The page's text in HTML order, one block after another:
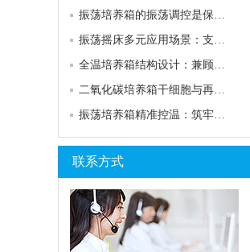
振荡培养箱的振荡调控是保障样本均匀生长的关键支撑
振荡摇床多元应用场景：支撑科研与生产的关键环节
全温培养箱结构设计：兼顾实用与样本适配需求
二氧化碳培养箱干细胞与再生医学：解锁前沿检验新赛道
振荡培养箱精准控温：筑牢实验环境稳定的核心根基
联系方式